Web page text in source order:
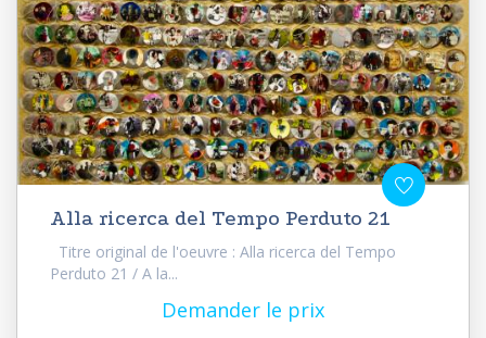
Alla ricerca del Tempo Perduto 21
Titre original de l'oeuvre : Alla ricerca del Tempo
Perduto 21 / A la...
Demander le prix